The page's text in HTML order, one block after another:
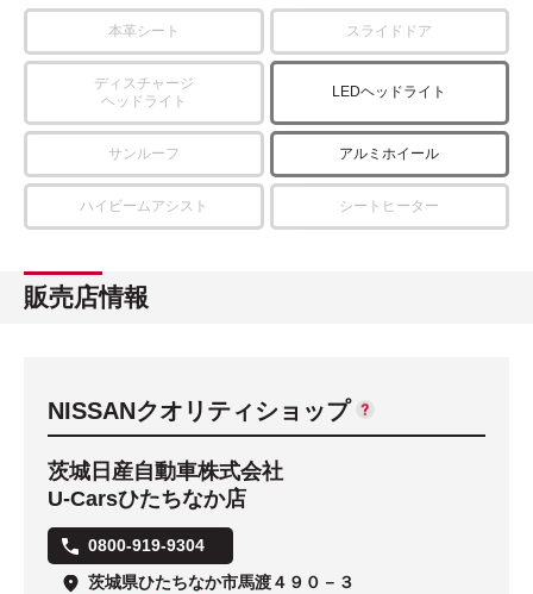
本革シート スライドドア
ディスチャージ
ヘッドライト
LEDヘッドライト
サンルーフ アルミホイール
ハイビームアシスト シートヒーター
販売店情報
NISSANクオリティショップ
茨城日産自動車株式会社
U-Carsひたちなか店
0800-919-9304
茨城県ひたちなか市馬渡４９０－３